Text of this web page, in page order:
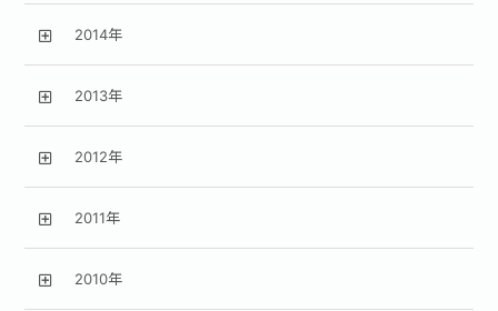
2014年
2013年
2012年
2011年
2010年